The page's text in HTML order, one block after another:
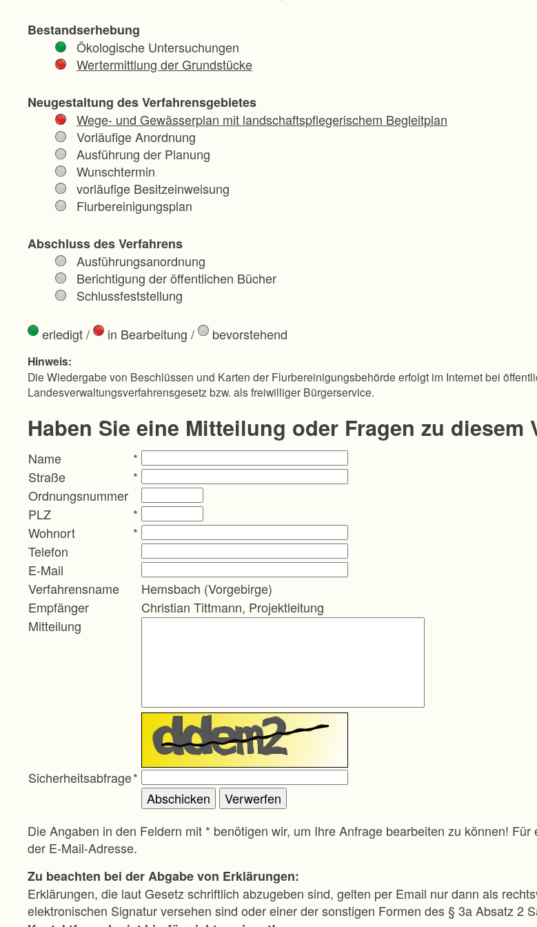
Bestandserhebung
Ökologische Untersuchungen
Wertermittlung der Grundstücke
Neugestaltung des Verfahrensgebietes
Wege- und Gewässerplan mit landschaftspflegerischem Begleitplan
Vorläufige Anordnung
Ausführung der Planung
Wunschtermin
vorläufige Besitzeinweisung
Flurbereinigungsplan
Abschluss des Verfahrens
Ausführungsanordnung
Berichtigung der öffentlichen Bücher
Schlussfeststellung
erledigt/ in Bearbeitung / bevorstehend
Hinweis:
Die Wiedergabe von Beschlüssen und Karten der Flurbereinigungsbehörde erfolgt im Internet bei
Landesverwaltungsverfahrensgesetz bzw. als freiwilliger Bürgerservice.
Haben Sie eine Mitteilung oder Fragen zu diesem
Name
*
Straße
*
Ordnungsnummer
PLZ
*
Wohnort
*
Telefon
E-Mail
Verfahrensname
Hemsbach (Vorgebirge)
Empfänger
Christian Tittmann, Projektleitung
Mitteilung
Sicherheitsabfrage*
Die Angaben in den Feldern mit * benötigen wir, um Ihre Anfrage bearbeiten zu können!
der E-Mail-Adresse.
Zu beachten bei der Abgabe von Erklärungen:
Erklärungen, die laut Gesetz schriftlich abzugeben sind, gelten per Email nur dann als
elektronischen Signatur versehen sind oder einer der sonstigen Formen des § 3a Absatz 2